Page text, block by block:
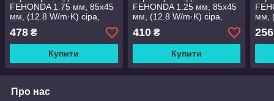
FEHONDA 1.75 мм, 85x45
мм, (12.8 W/m·K) сіра,
сумісно з RTX
3080/3090/4090 та
ноутбуками
478 ₴
Купити
FEHONDA 1.25 мм, 85x45
мм, (12.8 W/m·K) сіра,
сумісно з RTX
3080/3090/4090 та
ноутбуками
410₴
Купити
мм,
256
Про нас